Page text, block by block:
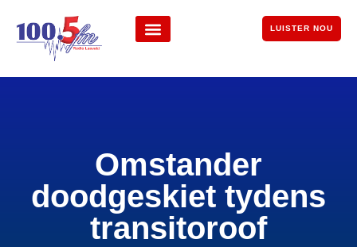
LUISTER NOU
Omstander
doodgeskiet tydens
transitoroof